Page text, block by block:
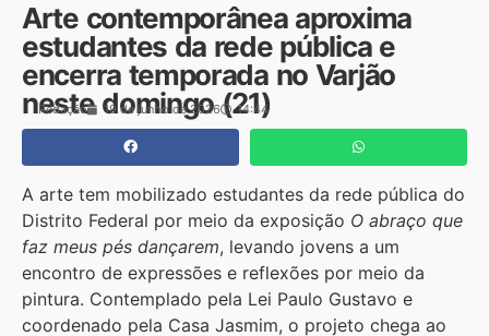
Arte contemporânea aproxima
estudantes da rede pública e
encerra temporada no Varjão
neste domingo (21)
Redação 19 de junho de 2026 14:44
A arte tem mobilizado estudantes da rede pública do
Distrito Federal por meio da exposição O abraço que
faz meus pés dançarem, levando jovens a um
encontro de expressões e reflexões por meio da
pintura. Contemplado pela Lei Paulo Gustavo e
coordenado pela Casa Jasmim, o projeto chega ao